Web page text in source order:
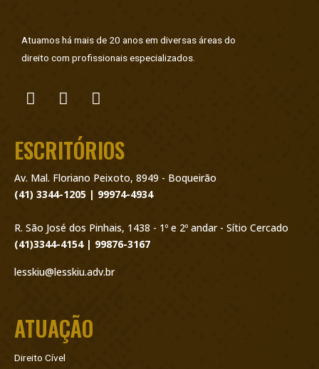
Atuamos há mais de 20 anos em diversas áreas do
direito com profissionais especializados.
ESCRITÓRIOS
Av. Mal. Floriano Peixoto, 8949 - Boqueirão
(41) 3344-1205 | 99974-4934
R. São José dos Pinhais, 1438 - 1º e 2º andar - Sítio Cercado
(41)3344-4154 | 99876-3167
lesskiu@lesskiu.adv.br
ATUAÇÃO
Direito Cível